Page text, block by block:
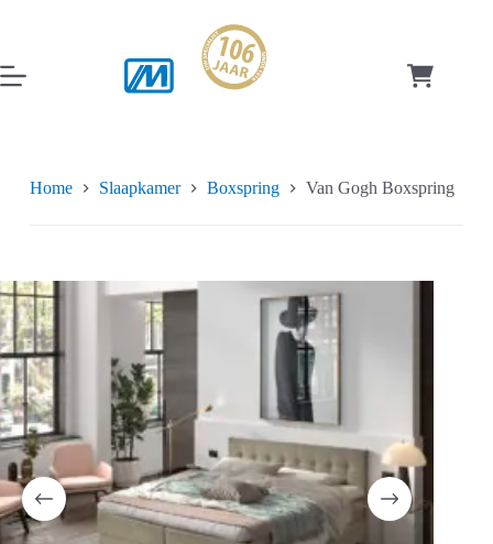
inhoud
Home Slaapkamer Boxspring Van Gogh Boxspring